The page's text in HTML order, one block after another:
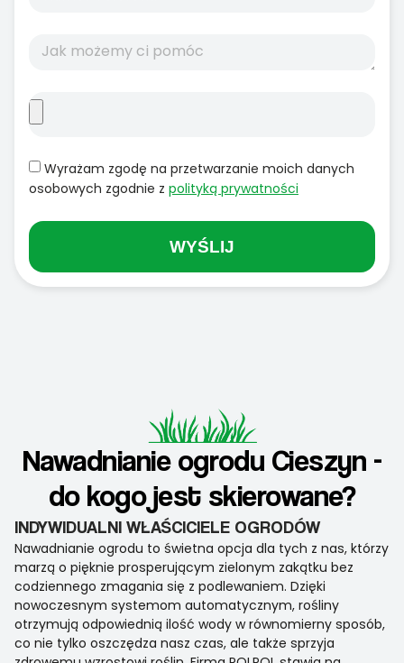
Wyrażam zgodę na przetwarzanie moich danych
osobowych zgodnie z polityką prywatności
WYŚLIJ
Nawadnianie ogrodu Cieszyn -
do kogo jest skierowane?
INDYWIDUALNI WŁAŚCICIELE OGRODÓW
Nawadnianie ogrodu to świetna opcja dla tych z nas, którzy
marzą o pięknie prosperującym zielonym zakątku bez
codziennego zmagania się z podlewaniem. Dzięki
nowoczesnym systemom automatycznym, rośliny
otrzymują odpowiednią ilość wody w równomierny sposób,
co nie tylko oszczędza nasz czas, ale także sprzyja